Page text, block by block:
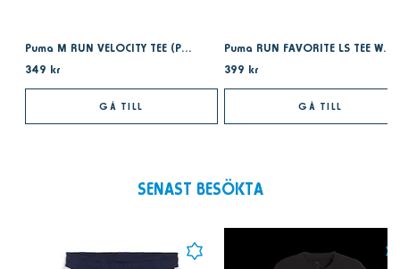
Puma M RUN VELOCITY TEE (POLY) Blue Crystal
349 kr
GÅ TILL
Puma RUN FAVORITE LS TEE W PUMA White
399 kr
GÅ TILL
SENAST BESÖKTA